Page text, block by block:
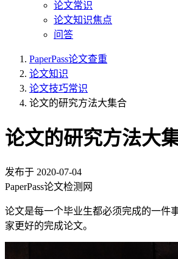
论文常识
论文知识焦点
问答
PaperPass论文查重
论文知识
论文技巧常识
论文的研究方法大集合
论文的研究方法大
发布于 2020-07-04
PaperPass论文检测网
论文是每一个毕业生都必须完成的一件
家更好的完成论文。